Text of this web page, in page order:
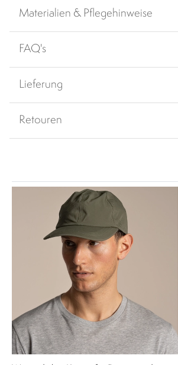
Materialien & Pflegehinweise
FAQ's
Lieferung
Retouren